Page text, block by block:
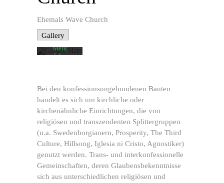
Ehemals Wave Church
Gallery
Sie die
Datenschutzerklärung
von
Google.
Mehr
erfahren
Google
Maps immer
Bei den konfessionsungebundenen Bauten
handelt es sich um kirchliche oder
kirchenähnliche Einrichtungen, die von
religiösen und transzendenten Splittergruppen
(u.a. Swedenborgianern, Prosperity, The Third
Culture, Hillsong, Iglesia ni Cristo, Agnostiker)
genutzt werden. Trans- und interkonfessionelle
Gemeinschaften, deren Glaubensbekenntnisse
sich aus unterschiedlichen religiösen und